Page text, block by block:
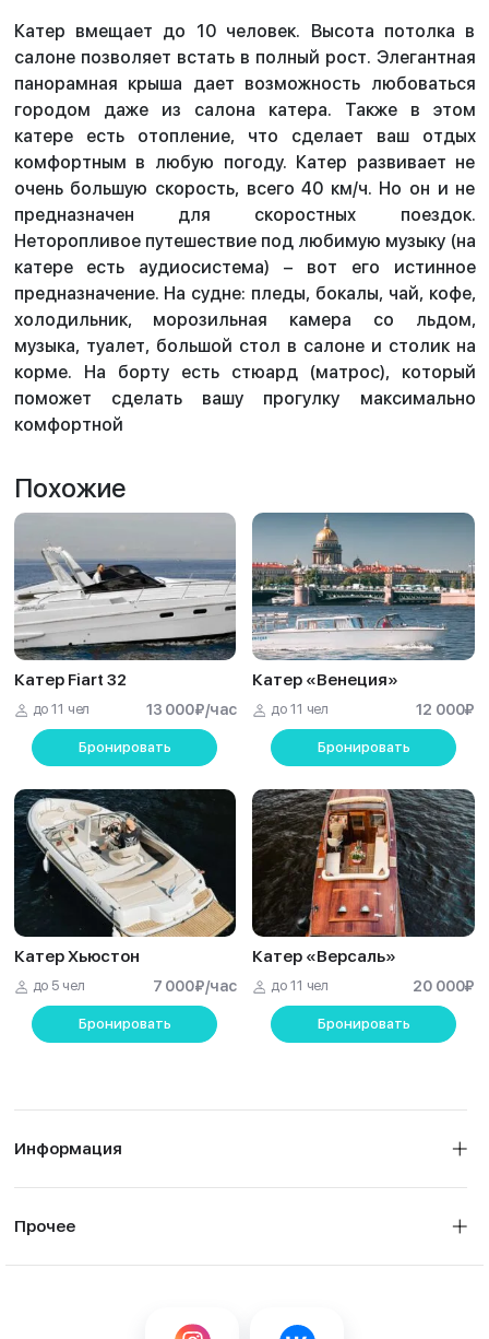
Катер вмещает до 10 человек. Высота потолка в
салоне позволяет встать в полный рост. Элегантная
панорамная крыша дает возможность любоваться
городом даже из салона катера. Также в этом
катере есть отопление, что сделает ваш отдых
комфортным в любую погоду. Катер развивает не
очень большую скорость, всего 40 км/ч. Но он и не
предназначен для скоростных поездок.
Неторопливое путешествие под любимую музыку (на
катере есть аудиосистема) – вот его истинное
предназначение. На судне: пледы, бокалы, чай, кофе,
холодильник, морозильная камера со льдом,
музыка, туалет, большой стол в салоне и столик на
корме. На борту есть стюард (матрос), который
поможет сделать вашу прогулку максимально
комфортной
Похожие
Катер Fiart 32
до 11 чел 13 000₽/час
Бронировать
Катер «Венеция»
до 11 чел 12 000₽
Бронировать
Катер Хьюстон
до 5 чел 7 000₽/час
Бронировать
Катер «Версаль»
до 11 чел 20 000₽
Бронировать
Информация
Прочее